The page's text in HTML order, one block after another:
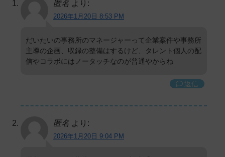
匿名 より:
2026年1月20日 8:53 PM
だいたいの事務所のマネージャーって企業案件や事務所
主導の企画、収録の整備はするけど、タレント個人の配
信やコラボにはノータッチなのが普通やからね
返信
匿名 より:
2026年1月20日 9:04 PM